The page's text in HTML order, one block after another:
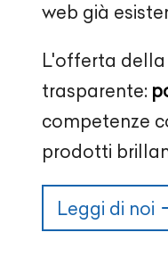
web già
L'offerta della
trasparente:
competenze
prodotti
Leggi di noi